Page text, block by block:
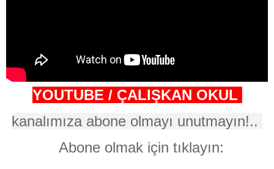
YOUTUBE / ÇALIŞKAN OKUL
kanalımıza abone olmayı unutmayın!..
Abone olmak için tıklayın: